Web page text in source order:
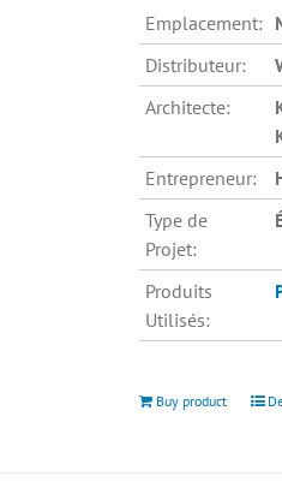
Emplacement:
Distributeur:
Architecte:
Entrepreneur:
Type de
Projet:
Produits
Utilisés:
Buy product